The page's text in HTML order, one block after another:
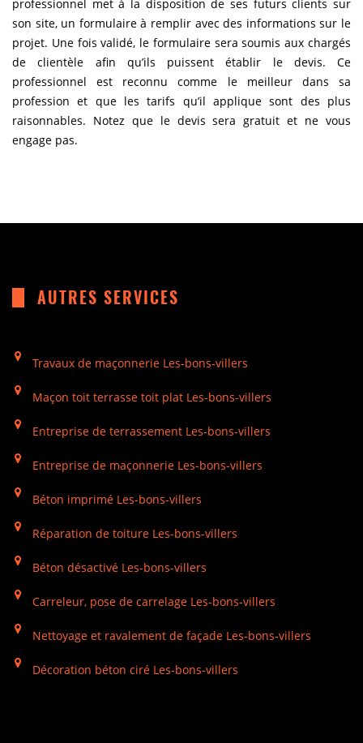
professionnel met à la disposition de ses futurs clients sur
son site, un formulaire à remplir avec des informations sur le
projet. Une fois validé, le formulaire sera soumis aux chargés
de clientèle afin qu’ils puissent établir le devis. Ce
professionnel est reconnu comme le meilleur dans sa
profession et que les tarifs qu’il applique sont des plus
raisonnables. Notez que le devis sera gratuit et ne vous
engage pas.
AUTRES SERVICES
Travaux de maçonnerie Les-bons-villers
Maçon toit terrasse toit plat Les-bons-villers
Entreprise de terrassement Les-bons-villers
Entreprise de maçonnerie Les-bons-villers
Béton imprimé Les-bons-villers
Réparation de toiture Les-bons-villers
Béton désactivé Les-bons-villers
Carreleur, pose de carrelage Les-bons-villers
Nettoyage et ravalement de façade Les-bons-villers
Décoration béton ciré Les-bons-villers